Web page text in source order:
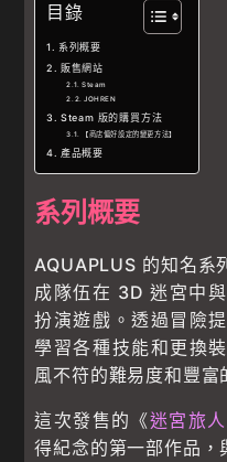
目錄
系列概要
販售網站
Steam
JOHREN
Steam 版的購買方法
【商店偏好設定的變更方法】
產品概要
系列概要
AQUAPLUS 的知名系
成隊伍在 3D 迷宮中
扮演遊戲。透過冒險
學習各種技能和更換
風不符的難易度和豐富
這次發售的《迷宮旅人
得紀念的第一部作品，